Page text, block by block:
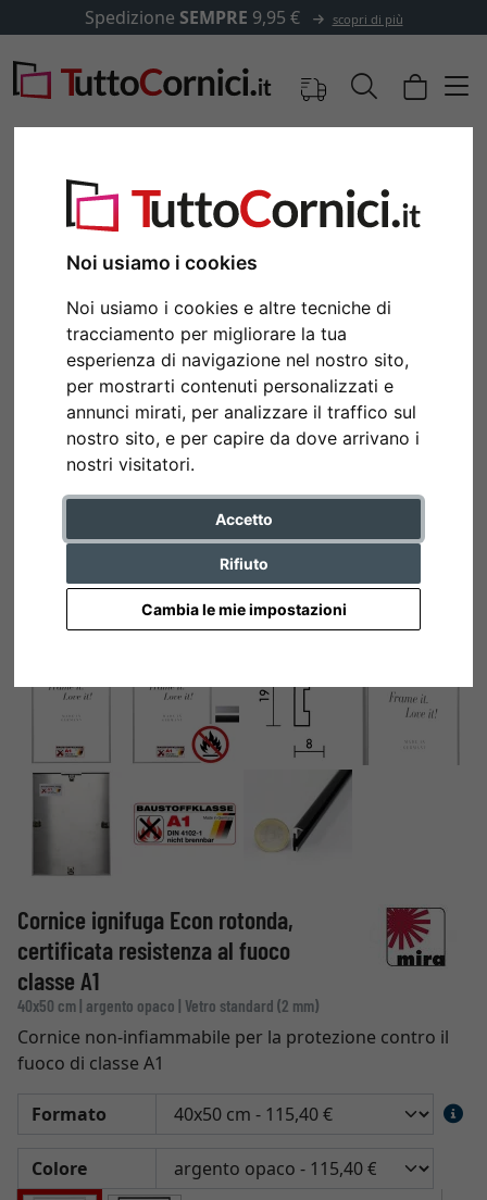
Noi usiamo i cookies
Noi usiamo i cookies e altre tecniche di
tracciamento per migliorare la tua
esperienza di navigazione nel nostro sito,
per mostrarti contenuti personalizzati e
annunci mirati, per analizzare il traffico sul
nostro sito, e per capire da dove arrivano i
nostri visitatori.
Accetto
Rifiuto
Cambia le mie impostazioni
Spedizione SEMPRE 9,95 € scopri di più
Indietro
Cornice ignifuga Econ rotonda,
certificata resistenza al fuoco
classe A1
40x50 cm | argento opaco | Vetro standard (2 mm)
Cornice non-infiammabile per la protezione contro il
fuoco di classe A1
Formato
Colore